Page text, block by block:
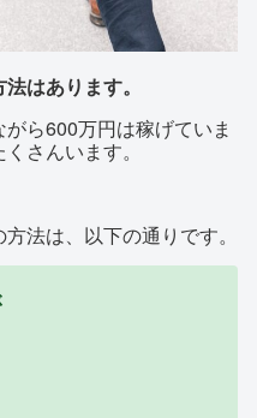
はあります。
ら600万円は稼げていま
さんいます。
法は、以下の通りです。